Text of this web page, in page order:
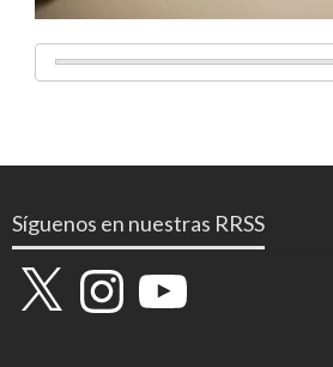
Síguenos en nuestras RRSS
X InstagramYouTube